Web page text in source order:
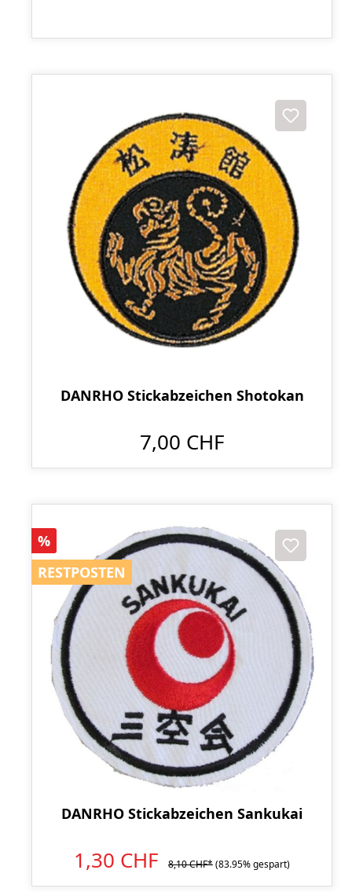
DANRHO Stickabzeichen Shotokan
7,00 CHF
Rabatt
%
RESTPOSTEN
RESTPOSTEN
DANRHO Stickabzeichen Sankukai
1,30 CHF 8,10 CHF*(83.95% gespart)